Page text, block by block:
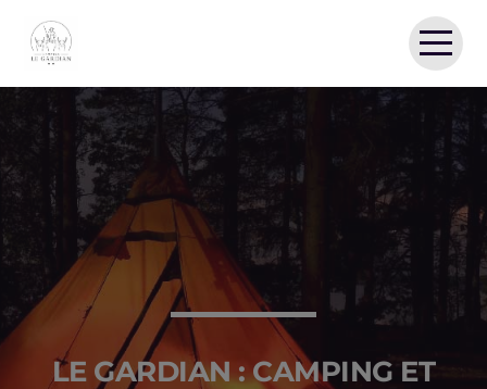
ACCUEIL
LE CAMPING
LOCATIONS & TARIFS
LA CAMARGUE
LIVRE D’OR
GALERIE
CONTACT
LE GARDIAN : CAMPING ET